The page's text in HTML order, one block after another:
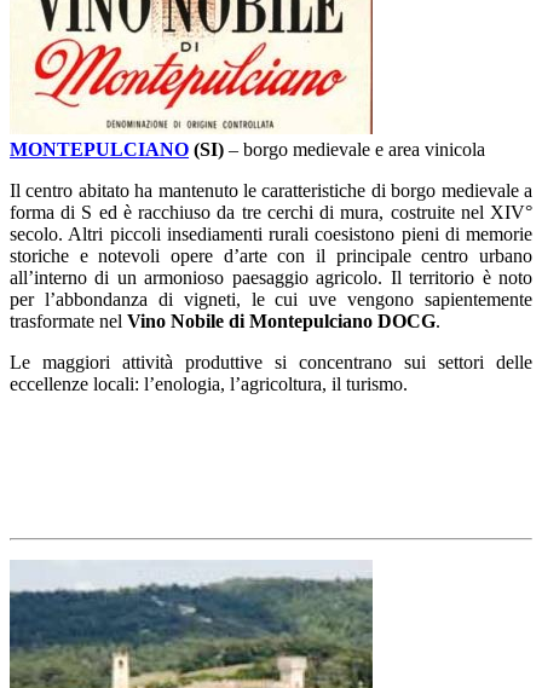
MONTEPULCIANO (SI) – borgo medievale e area vinicola
Il centro abitato ha mantenuto le caratteristiche di borgo medievale a
forma di S ed è racchiuso da tre cerchi di mura, costruite nel XIV°
secolo. Altri piccoli insediamenti rurali coesistono pieni di memorie
storiche e notevoli opere d’arte con il principale centro urbano
all’interno di un armonioso paesaggio agricolo. Il territorio è noto
per l’abbondanza di vigneti, le cui uve vengono sapientemente
trasformate nel Vino Nobile di Montepulciano DOCG.
Le maggiori attività produttive si concentrano sui settori delle
eccellenze locali: l’enologia, l’agricoltura, il turismo.